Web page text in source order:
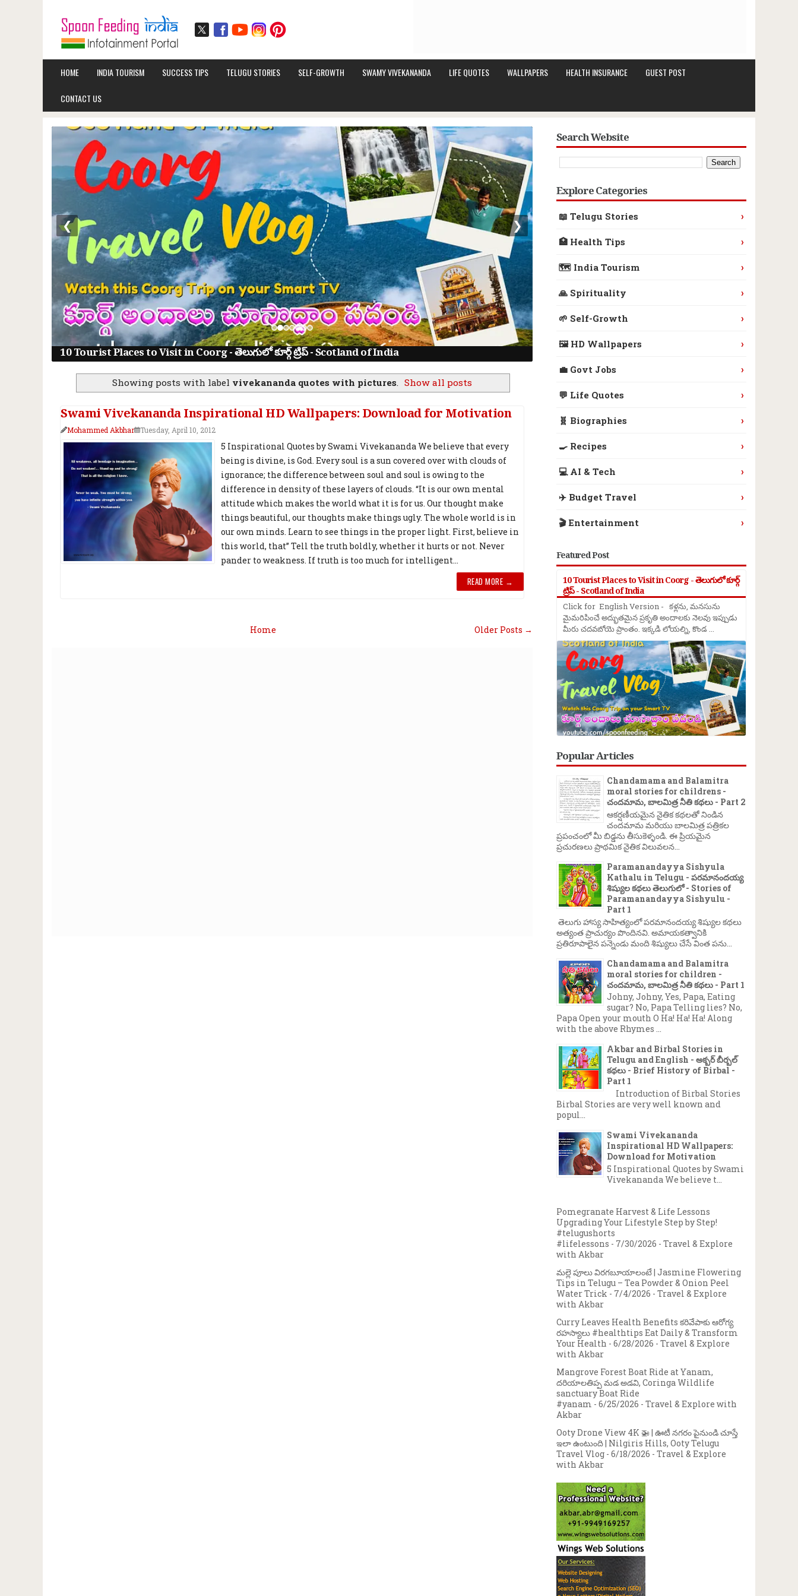
HOME INDIA TOURISM SUCCESS TIPS TELUGU STORIES SELF-GROWTH SWAMY VIVEKANANDA LIFE QUOTES WALLPAPERS HEALTH INSURANCE GUEST POST
CONTACT US
తెనాలి రామలింగ కథలు: 8 నీతి కథలు తెలుగు పిల్లలకు | Tenali Ramalinga Stories in Telugu
❮ ❯
Showing posts with label vivekananda quotes with pictures. Show all posts
Swami Vivekananda Inspirational HD Wallpapers: Download for Motivation
Mohammed Akbhar Tuesday, April 10, 2012
5 Inspirational Quotes by Swami Vivekananda We believe that every
being is divine, is God. Every soul is a sun covered over with clouds of
ignorance; the difference between soul and soul is owing to the
difference in density of these layers of clouds. “It is our own mental
attitude which makes the world what it is for us. Our thought make
things beautiful, our thoughts make things ugly. The whole world is in
our own minds. Learn to see things in the proper light. First, believe in
this world, that” Tell the truth boldly, whether it hurts or not. Never
pander to weakness. If truth is too much for intelligent...
READ MORE →
Older Posts →
Home
Search Website
Explore Categories
📖 Telugu Stories ›
🏥 Health Tips ›
🗺️ India Tourism ›
🙏 Spirituality ›
🌱 Self-Growth ›
🖼️ HD Wallpapers ›
💼 Govt Jobs ›
💬 Life Quotes ›
🧬 Biographies ›
🍳 Recipes ›
💻 AI & Tech ›
✈️ Budget Travel ›
🎬 Entertainment ›
Featured Post
10 Tourist Places to Visit in Coorg - తెలుగులో కూర్గ్
ట్రిప్ - Scotland of India
Click for English Version - కళ్లను, మనసును
మైమరిపించే అద్భుతమైన ప్రకృతి అందాలకు నెలవు ఇప్పుడు
మీరు చదవబోయె ప్రాంతం. ఇక్కడి లోయల్ని, కొండ ...
Popular Articles
Chandamama and Balamitra
moral stories for childrens -
చందమామ, బాలమిత్ర నీతి కథలు - Part 2
ఆకర్షణీయమైన నైతిక కథలతో నిండిన
చందమామ మరియు బాలమిత్ర పత్రికల
ప్రపంచంలో మీ బిడ్డను తీసుకెళ్ళండి. ఈ ప్రియమైన
ప్రచురణలు ప్రాథమిక నైతిక విలువలన...
Paramanandayya Sishyula
Kathalu in Telugu - పరమానందయ్య
శిష్యుల కథలు తెలుగులో - Stories of
Paramanandayya Sishyulu -
Part 1
తెలుగు హాస్య సాహిత్యంలో పరమానందయ్య శిష్యుల కథలు
అత్యంత ప్రాచుర్యం పొందినవి. అమాయకత్వానికి
ప్రతిరూపాలైన పన్నెండు మంది శిష్యులు చేసే వింత పను...
Chandamama and Balamitra
moral stories for children -
చందమామ, బాలమిత్ర నీతి కథలు - Part 1
Johny, Johny, Yes, Papa, Eating
sugar? No, Papa Telling lies? No,
Papa Open your mouth O Ha! Ha! Ha! Along
with the above Rhymes ...
Akbar and Birbal Stories in
Telugu and English - అక్బర్ బీర్బల్
కథలు - Brief History of Birbal -
Part 1
Introduction of Birbal Stories
Birbal Stories are very well known and
popul...
Swami Vivekananda
Inspirational HD Wallpapers:
Download for Motivation
5 Inspirational Quotes by Swami
Vivekananda We believe t...
Pomegranate Harvest & Life Lessons
Upgrading Your Lifestyle Step by Step!
#telugushorts
#lifelessons - 7/30/2026 - Travel & Explore
with Akbar
మల్లె పూలు విరగబూయాలంటే | Jasmine Flowering
Tips in Telugu – Tea Powder & Onion Peel
Water Trick - 7/4/2026 - Travel & Explore
with Akbar
Curry Leaves Health Benefits కరివేపాకు ఆరోగ్య
రహస్యాలు #healthtips Eat Daily & Transform
Your Health - 6/28/2026 - Travel & Explore
with Akbar
Mangrove Forest Boat Ride at Yanam,
దరియాలతిప్ప మడ అడవి, Coringa Wildlife
sanctuary Boat Ride
#yanam - 6/25/2026 - Travel & Explore with
Akbar
Ooty Drone View 4K 🚁 | ఊటీ నగరం పైనుండి చూస్తే
ఇలా ఉంటుంది | Nilgiris Hills, Ooty Telugu
Travel Vlog - 6/18/2026 - Travel & Explore
with Akbar